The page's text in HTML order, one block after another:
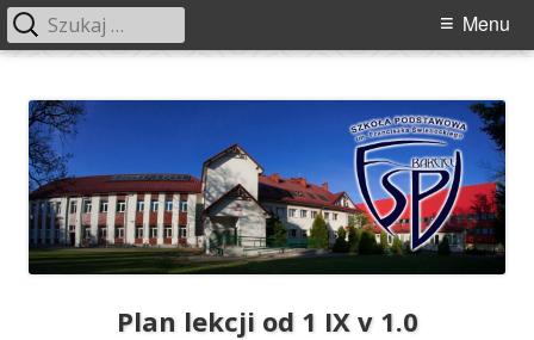
treści
Świebockiego w Barcicach
Menu
Menu
Szukaj:
Plan lekcji od 1 IX v 1.0